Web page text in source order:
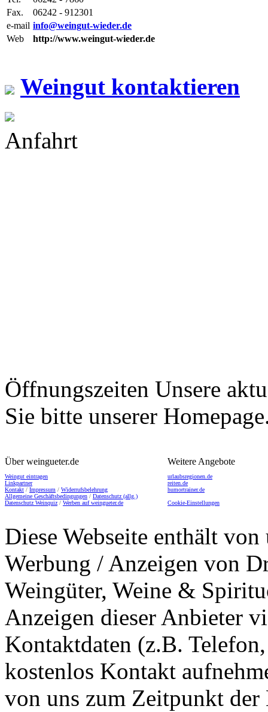
Fax.
06242 - 912301
e-mail info@weingut-wieder.de
Web
http://www.weingut-wieder.de
Weingut kontaktieren
Anfahrt
Öffnungszeiten Unsere
Sie bitte unserer
Über weingueter.de
Weingut eintragen
Linkpartner
Kontakt / Impressum / Widerrufsbelehrung
Allgemeine Geschäftsbedingungen / Datenschutz (allg.)
Datenschutz Weinquiz / Werben auf weingueter.de
Weitere Angebote
urlaubsregionen.de
reiten.de
humortrainer.de
Cookie-Einstellungen
Diese Webseite enthält
Werbung / Anzeigen von
Weingüter, Weine &
Anzeigen dieser Anbieter
Kontaktdaten (z.B.
kostenlos Kontakt
von uns zum Zeitpunkt